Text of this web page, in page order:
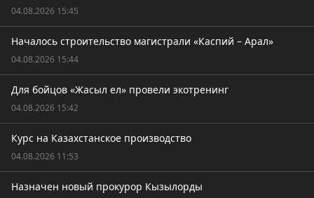
04.08.2026 15:45
Началось строительство магистрали «Каспий – Арал»
04.08.2026 15:44
Для бойцов «Жасыл ел» провели экотренинг
04.08.2026 15:42
Курс на Казахстанское производство
04.08.2026 11:53
Назначен новый прокурор Кызылорды